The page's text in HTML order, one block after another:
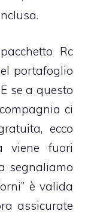
Rc
portafoglio
se a questo
ci
, ecco
viene fuori
segnaliamo
è valida
assicurate